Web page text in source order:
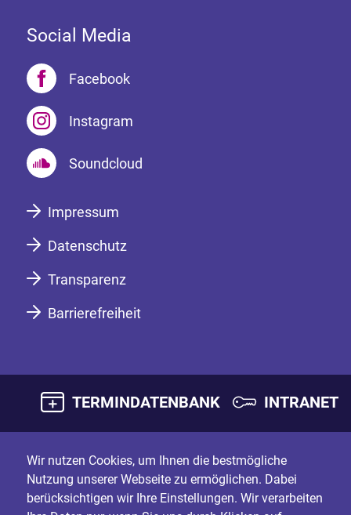
Social Media
Facebook
Instagram
Soundcloud
Impressum
Datenschutz
Transparenz
Barrierefreiheit
TERMINDATENBANK INTRANET
Wir nutzen Cookies, um Ihnen die bestmögliche
Nutzung unserer Webseite zu ermöglichen. Dabei
berücksichtigen wir Ihre Einstellungen. Wir verarbeiten